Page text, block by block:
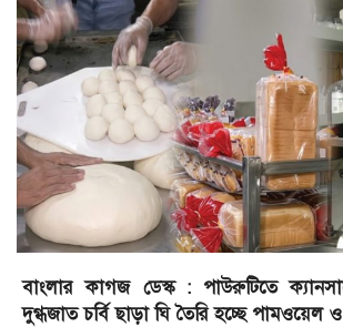
বাংলার কাগজ ডেস্ক : পাউরুটিতে
দুগ্ধজাত চর্বি ছাড়া ঘি তৈরি হচ্ছে পামওয়েল